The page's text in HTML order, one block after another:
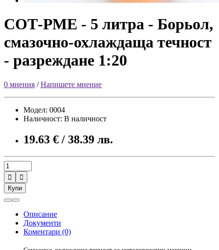
СОТ-РМЕ - 5 литра - Борьол,
смазочно-охлаждаща течност
- разреждане 1:20
0 мнения /Напишете мнение
Модел: 0004
Наличност: В наличност
19.63 € / 38.39 лв.


Купи
Описание
Документи
Коментари (0)